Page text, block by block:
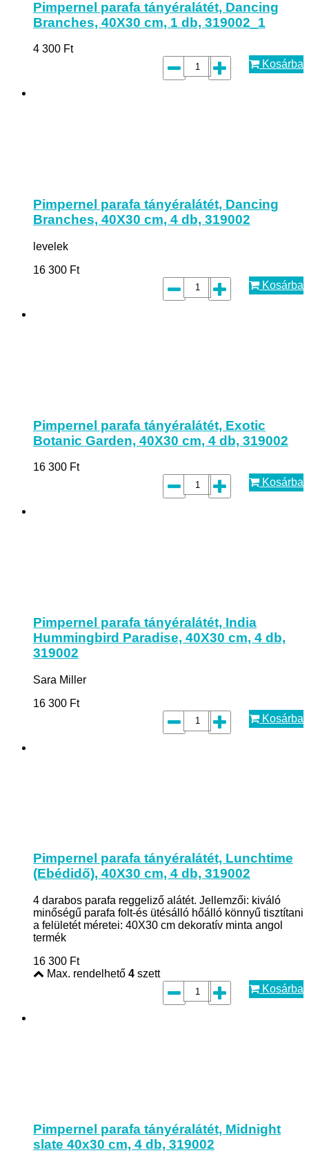
Pimpernel parafa tányéralátét, Dancing
Branches, 40X30 cm, 1 db, 319002_1
4 300 Ft
Kosárba
Pimpernel parafa tányéralátét, Dancing
Branches, 40X30 cm, 4 db, 319002
levelek
16 300 Ft
Kosárba
Pimpernel parafa tányéralátét, Exotic
Botanic Garden, 40X30 cm, 4 db, 319002
16 300 Ft
Kosárba
Pimpernel parafa tányéralátét, India
Hummingbird Paradise, 40X30 cm, 4 db,
319002
Sara Miller
16 300 Ft
Kosárba
Pimpernel parafa tányéralátét, Lunchtime
(Ebédidő), 40X30 cm, 4 db, 319002
4 darabos parafa reggeliző alátét. Jellemzői: kiváló
minőségű parafa folt-és ütésálló hőálló könnyű tisztítani
a felületét méretei: 40X30 cm dekoratív minta angol
termék
16 300 Ft
Max. rendelhető 4 szett
Kosárba
Pimpernel parafa tányéralátét, Midnight
slate 40x30 cm, 4 db, 319002